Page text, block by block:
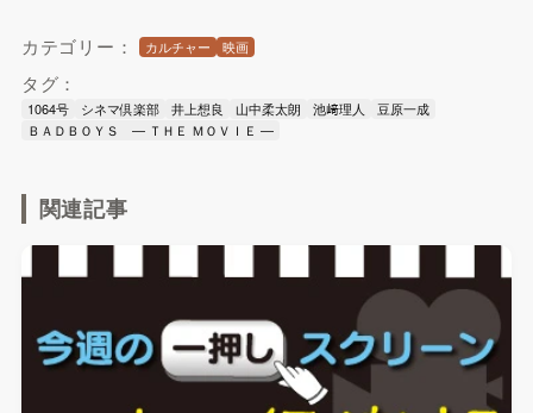
カテゴリー： カルチャー 映画
タグ：
1064号 シネマ倶楽部 井上想良 山中柔太朗 池﨑理人
豆原一成
ＢＡＤＢＯＹＳ — ＴＨＥ ＭＯＶＩＥ —
関連記事